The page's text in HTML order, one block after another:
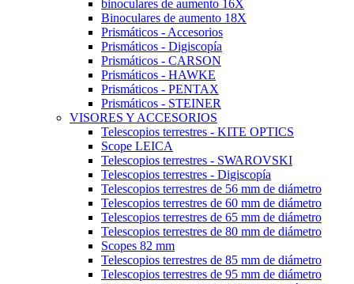
binoculares de aumento 16X
Binoculares de aumento 18X
Prismáticos - Accesorios
Prismáticos - Digiscopía
Prismáticos - CARSON
Prismáticos - HAWKE
Prismáticos - PENTAX
Prismáticos - STEINER
VISORES Y ACCESORIOS
Telescopios terrestres - KITE OPTICS
Scope LEICA
Telescopios terrestres - SWAROVSKI
Telescopios terrestres - Digiscopía
Telescopios terrestres de 56 mm de diámetro
Telescopios terrestres de 60 mm de diámetro
Telescopios terrestres de 65 mm de diámetro
Telescopios terrestres de 80 mm de diámetro
Scopes 82 mm
Telescopios terrestres de 85 mm de diámetro
Telescopios terrestres de 95 mm de diámetro